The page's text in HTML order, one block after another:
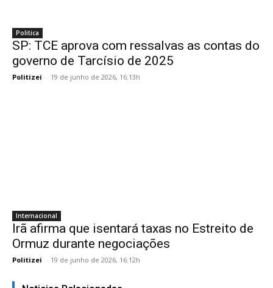
Politica
SP: TCE aprova com ressalvas as contas do
governo de Tarcísio de 2025
Politizei - 19 de junho de 2026, 16:13h
Internacional
Irã afirma que isentará taxas no Estreito de
Ormuz durante negociações
Politizei - 19 de junho de 2026, 16:12h